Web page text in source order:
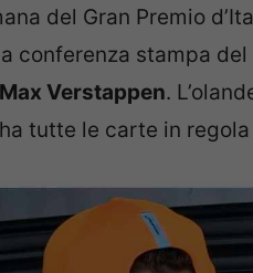
del Gran Premio
conferenza stampa
Verstappen.
tutte le carte in